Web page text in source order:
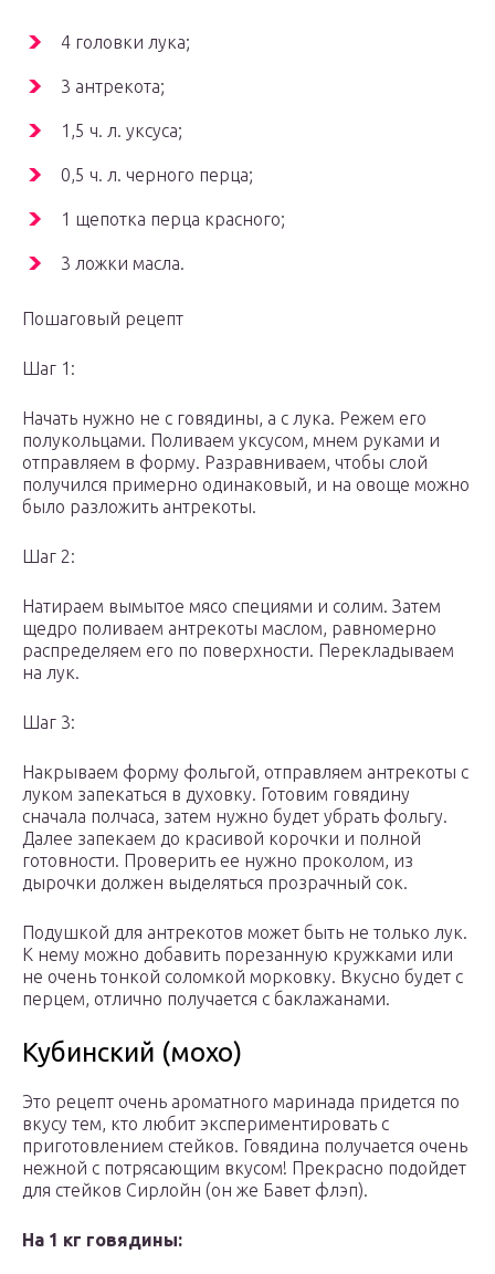
4 головки лука;
3 антрекота;
1,5 ч. л. уксуса;
0,5 ч. л. черного перца;
1 щепотка перца красного;
3 ложки масла.
Пошаговый рецепт
Шаг 1:
Начать нужно не с говядины, а с лука. Режем его
полукольцами. Поливаем уксусом, мнем руками и
отправляем в форму. Разравниваем, чтобы слой
получился примерно одинаковый, и на овоще можно
было разложить антрекоты.
Шаг 2:
Натираем вымытое мясо специями и солим. Затем
щедро поливаем антрекоты маслом, равномерно
распределяем его по поверхности. Перекладываем
на лук.
Шаг 3:
Накрываем форму фольгой, отправляем антрекоты с
луком запекаться в духовку. Готовим говядину
сначала полчаса, затем нужно будет убрать фольгу.
Далее запекаем до красивой корочки и полной
готовности. Проверить ее нужно проколом, из
дырочки должен выделяться прозрачный сок.
Подушкой для антрекотов может быть не только лук.
К нему можно добавить порезанную кружками или
не очень тонкой соломкой морковку. Вкусно будет с
перцем, отлично получается с баклажанами.
Кубинский (мохо)
Это рецепт очень ароматного маринада придется по
вкусу тем, кто любит экспериментировать с
приготовлением стейков. Говядина получается очень
нежной с потрясающим вкусом! Прекрасно подойдет
для стейков Сирлойн (он же Бавет флэп).
На 1 кг говядины: